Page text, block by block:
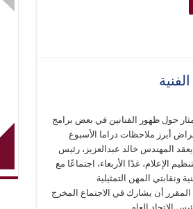
حول ظهور الفنانين في بعض برامج
أبرز ملاحظات دراما الأسبوع
المهندس خالد عبدالعزيز، رئيس
الإعلام، غدًا الأربعاء، اجتماعًا مع
ونقابتي المهن التمثيلية
المقرر أن يشارك في الاجتماع المخرج